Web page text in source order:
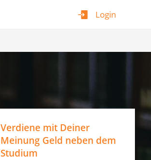
Login
Verdiene mit Deiner
Meinung Geld neben dem
Studium